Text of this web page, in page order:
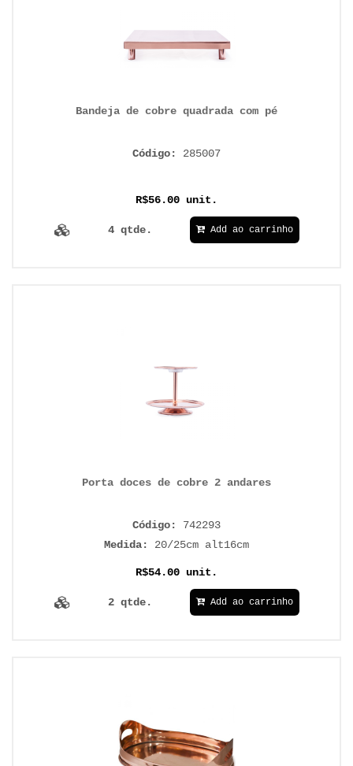
Bandeja de cobre quadrada com pé
Código: 285007
R$56.00 unit.
4 qtde. Add ao carrinho
Porta doces de cobre 2 andares
Código: 742293
Medida: 20/25cm alt16cm
R$54.00 unit.
2 qtde. Add ao carrinho